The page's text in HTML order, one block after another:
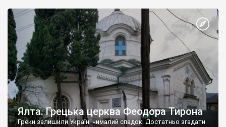
Ялта. Грецька церква Феодора Тирона
Греки залишили Україні чималий спадок. Достатньо згадати